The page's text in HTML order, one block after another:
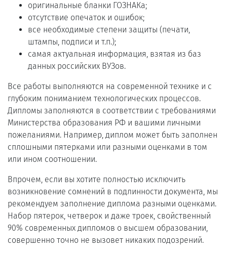
оригинальные бланки ГОЗНАКа;
отсутствие опечаток и ошибок;
все необходимые степени защиты (печати,
штампы, подписи и т.п.);
самая актуальная информация, взятая из баз
данных российских ВУЗов.
Все работы выполняются на современной технике и с
глубоким пониманием технологических процессов.
Дипломы заполняются в соответствии с требованиями
Министерства образования РФ и вашими личными
пожеланиями. Например, диплом может быть заполнен
сплошными пятерками или разными оценками в том
или ином соотношении.
Впрочем, если вы хотите полностью исключить
возникновение сомнений в подлинности документа, мы
рекомендуем заполнение диплома разными оценками.
Набор пятерок, четверок и даже троек, свойственный
90% современных дипломов о высшем образовании,
совершенно точно не вызовет никаких подозрений.